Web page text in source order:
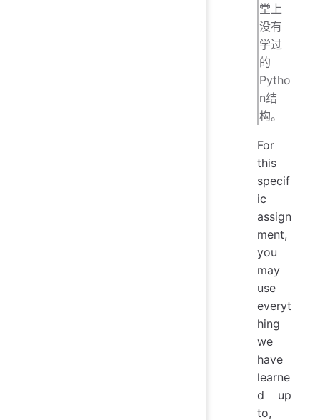
堂上
没有
学过
的
Pytho
n结
构。
For
this
specif
ic
assign
ment,
you
may
use
everyt
hing
we
have
learne
d up
to,